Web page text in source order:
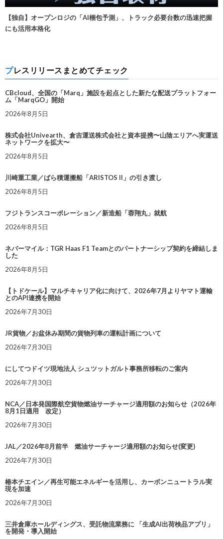
【独自】オープンロジの「AI梱包予測」、トラック必要台数の迅速把握
にも活用本格化
プレスリリースまとめてチェック
CBcloud、全国の「Marq」施設を起点とした新たな配送プラットフォー
ム「MarqGO」開始
2026年8月5日
株式会社Univearth、倉吉運送株式会社と資本提携〜山陰エリアへ実運送
ネットワークを拡大〜
2026年8月5日
川崎重工業／ばら積運搬船「ARISTOS II」の引き渡し
2026年8月5日
フジトランスコーポレーション／新造船「蓉翔丸」就航
2026年8月5日
ネバーマイル：TGR Haas F1 Teamとのパートナーシップ契約を締結しま
した
2026年8月5日
【トドケール】マルチキャリア化に向けて、2026年7月よりヤマト運輸
とのAPI連携を開始
2026年7月30日
JR貨物／お盆休み期間の貨物列車の運転計画について
2026年7月30日
にしてつドイツ現地法人 シュツットガルト事務所移転のご案内
2026年7月30日
NCA／日本発国際航空貨物燃油サーチャージ適用額のお知らせ（2026年
8月1日適用 改定）
2026年7月30日
JAL／2026年8月前半 燃油サーチャージ適用額のお知らせ(変更)
2026年7月30日
椿本チエイン／再生可能エネルギーを活用し、カーボンニュートラル実
現を加速
2026年7月30日
三井倉庫ホールディングス、受託物流業務に 「生成AI出荷検品アプリ」
を開発・導入開始